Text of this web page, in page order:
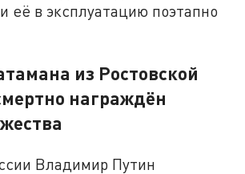
её в эксплуатацию поэтапно
из Ростовской
награждён
Владимир Путин